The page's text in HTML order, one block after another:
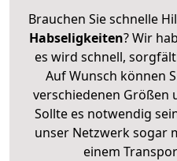
Brauchen Sie schnelle
Habseligkeiten? Wir
es wird schnell,
Auf Wunsch können
verschiedenen Größen
Sollte es notwendig
unser Netzwerk sogar
einem